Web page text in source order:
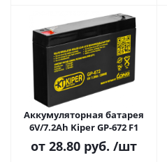
Аккумуляторная батарея
6V/7.2Ah Kiper GP-672 F1
от 28.80 руб. /шт